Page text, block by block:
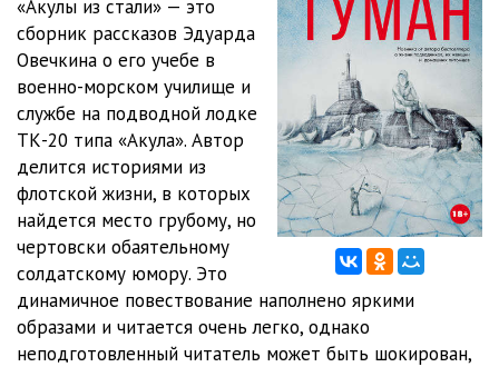
«Акулы из стали» — это
сборник рассказов Эдуарда
Овечкина о его учебе в
военно-морском училище и
службе на подводной лодке
ТК-20 типа «Акула». Автор
делится историями из
флотской жизни, в которых
найдется место грубому, но
чертовски обаятельному
солдатскому юмору. Это
динамичное повествование наполнено яркими
образами и читается очень легко, однако
неподготовленный читатель может быть шокирован,